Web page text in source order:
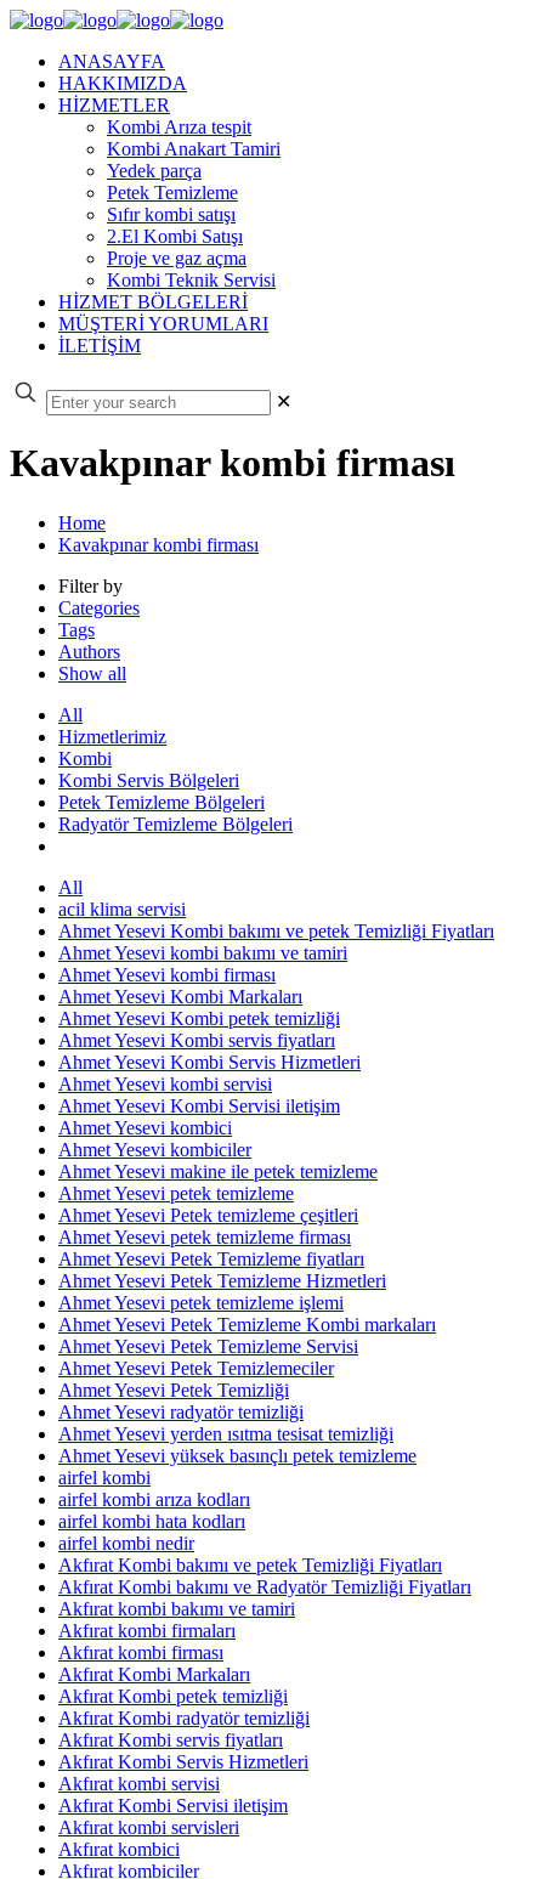
ANASAYFA
HAKKIMIZDA
HİZMETLER
Kombi Arıza tespit
Kombi Anakart Tamiri
Yedek parça
Petek Temizleme
Sıfır kombi satışı
2.El Kombi Satışı
Proje ve gaz açma
Kombi Teknik Servisi
HİZMET BÖLGELERİ
MÜŞTERİ YORUMLARI
İLETİŞİM
✕
Kavakpınar kombi firması
Home
Kavakpınar kombi firması
Filter by
Categories
Tags
Authors
Show all
All
Hizmetlerimiz
Kombi
Kombi Servis Bölgeleri
Petek Temizleme Bölgeleri
Radyatör Temizleme Bölgeleri
All
acil klima servisi
Ahmet Yesevi Kombi bakımı ve petek Temizliği Fiyatları
Ahmet Yesevi kombi bakımı ve tamiri
Ahmet Yesevi kombi firması
Ahmet Yesevi Kombi Markaları
Ahmet Yesevi Kombi petek temizliği
Ahmet Yesevi Kombi servis fiyatları
Ahmet Yesevi Kombi Servis Hizmetleri
Ahmet Yesevi kombi servisi
Ahmet Yesevi Kombi Servisi iletişim
Ahmet Yesevi kombici
Ahmet Yesevi kombiciler
Ahmet Yesevi makine ile petek temizleme
Ahmet Yesevi petek temizleme
Ahmet Yesevi Petek temizleme çeşitleri
Ahmet Yesevi petek temizleme firması
Ahmet Yesevi Petek Temizleme fiyatları
Ahmet Yesevi Petek Temizleme Hizmetleri
Ahmet Yesevi petek temizleme işlemi
Ahmet Yesevi Petek Temizleme Kombi markaları
Ahmet Yesevi Petek Temizleme Servisi
Ahmet Yesevi Petek Temizlemeciler
Ahmet Yesevi Petek Temizliği
Ahmet Yesevi radyatör temizliği
Ahmet Yesevi yerden ısıtma tesisat temizliği
Ahmet Yesevi yüksek basınçlı petek temizleme
airfel kombi
airfel kombi arıza kodları
airfel kombi hata kodları
airfel kombi nedir
Akfırat Kombi bakımı ve petek Temizliği Fiyatları
Akfırat Kombi bakımı ve Radyatör Temizliği Fiyatları
Akfırat kombi bakımı ve tamiri
Akfırat kombi firmaları
Akfırat kombi firması
Akfırat Kombi Markaları
Akfırat Kombi petek temizliği
Akfırat Kombi radyatör temizliği
Akfırat Kombi servis fiyatları
Akfırat Kombi Servis Hizmetleri
Akfırat kombi servisi
Akfırat Kombi Servisi iletişim
Akfırat kombi servisleri
Akfırat kombici
Akfırat kombiciler